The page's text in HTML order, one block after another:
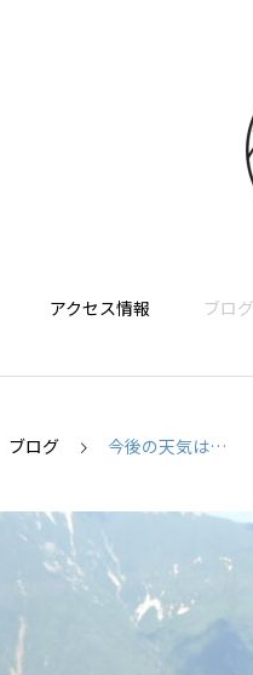
アクセス情報 ブログ
ブログ 今後の天気は…